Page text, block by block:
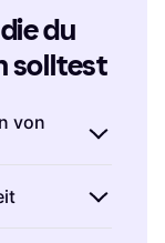
du
solltest
von
kann
sie müssen